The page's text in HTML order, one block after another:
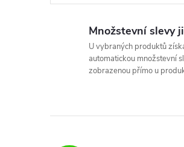
Množstevní slevy
U vybraných produktů
automatickou množstevní
zobrazenou přímo u